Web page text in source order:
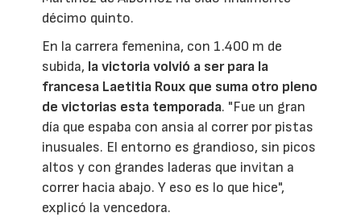
décimo quinto.
En la carrera femenina, con 1.400 m de
subida, la victoria volvió a ser para la
francesa Laetitia Roux que suma otro pleno
de victorias esta temporada. "Fue un gran
día que espaba con ansia al correr por pistas
inusuales. El entorno es grandioso, sin picos
altos y con grandes laderas que invitan a
correr hacia abajo. Y eso es lo que hice",
explicó la vencedora.